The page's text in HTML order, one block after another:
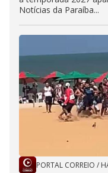
Notícias da Paraíba...
PORTAL CORREIO /